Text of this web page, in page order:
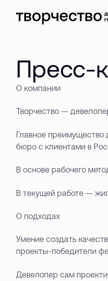
Пресс-
О компании
Творчество —
Главное преимущество
бюро с клиентами в
В основе рабочего
В текущей работе —
О подходах
Умение создать
проекты-победители
Девелопер сам